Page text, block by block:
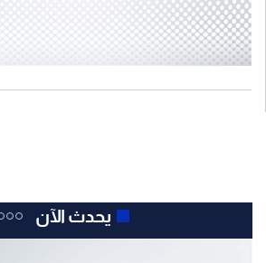
يحدث الآن